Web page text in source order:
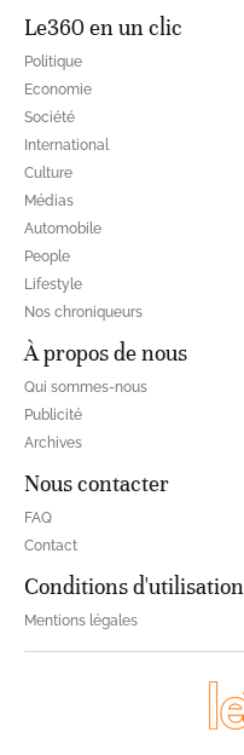
Le360 en un clic
Politique
Economie
Société
International
Culture
Médias
Automobile
People
Lifestyle
Nos chroniqueurs
À propos de nous
Qui sommes-nous
Publicité
Archives
Nous contacter
FAQ
Contact
Conditions d'utilisation
Mentions légales